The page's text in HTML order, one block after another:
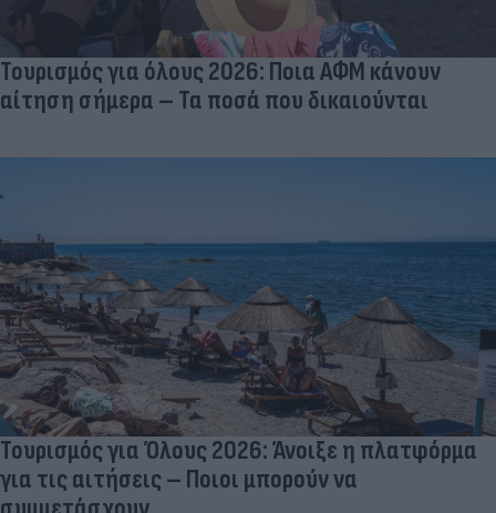
Τουρισμός για όλους 2026: Ποια ΑΦΜ κάνουν
αίτηση σήμερα – Τα ποσά που δικαιούνται
Τουρισμός για Όλους 2026: Άνοιξε η πλατφόρμα
για τις αιτήσεις – Ποιοι μπορούν να